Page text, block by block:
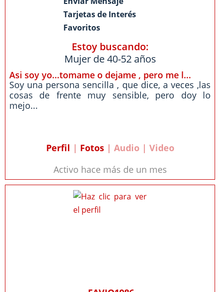
Tarjetas de Interés
Favoritos
Estoy buscando:
Mujer de 40-52 años
Asi soy yo...tomame o dejame , pero me l...
Soy una persona sencilla , que dice, a veces ,las
cosas de frente muy sensible, pero doy lo
mejo...
Perfil | Fotos| Audio | Video
Activo hace más de un mes